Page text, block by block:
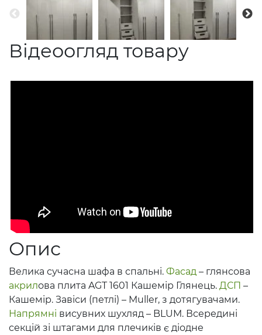
Відеоогляд товару
Опис
Велика сучасна шафа в спальні. Фасад – глянсова
акрилова плита AGT 1601 Кашемір Глянець. ДСП –
Кашемір. Завіси (петлі) – Muller, з дотягувачами.
Напрямні висувних шухляд – BLUM. Всередині
секцій зі штагами для плечиків є діодне